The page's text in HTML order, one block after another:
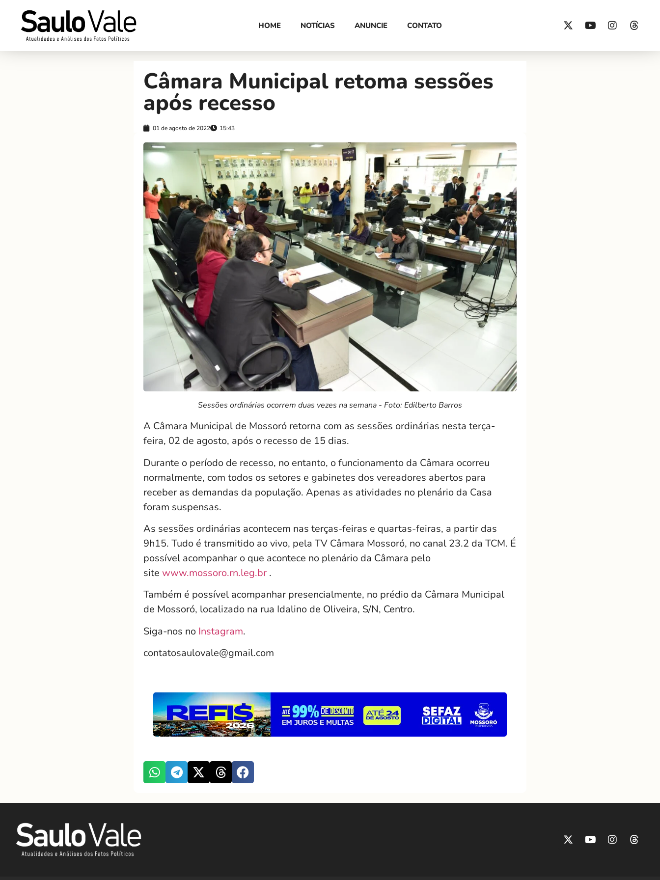
HOME NOTÍCIAS ANUNCIE CONTATO
Câmara Municipal retoma sessões
após recesso
01 de agosto de 2022 15:43
Sessões ordinárias ocorrem duas vezes na semana - Foto: Edilberto Barros
A Câmara Municipal de Mossoró retorna com as sessões ordinárias nesta terça-
feira, 02 de agosto, após o recesso de 15 dias.
Durante o período de recesso, no entanto, o funcionamento da Câmara ocorreu
normalmente, com todos os setores e gabinetes dos vereadores abertos para
receber as demandas da população. Apenas as atividades no plenário da Casa
foram suspensas.
As sessões ordinárias acontecem nas terças-feiras e quartas-feiras, a partir das
9h15. Tudo é transmitido ao vivo, pela TV Câmara Mossoró, no canal 23.2 da TCM. É
possível acompanhar o que acontece no plenário da Câmara pelo
site www.mossoro.rn.leg.br .
Também é possível acompanhar presencialmente, no prédio da Câmara Municipal
de Mossoró, localizado na rua Idalino de Oliveira, S/N, Centro.
Siga-nos no Instagram.
contatosaulovale@gmail.com